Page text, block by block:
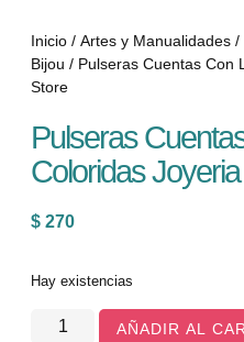
Inicio / Artes y Manualidades /
Bijou / Pulseras Cuentas Con
Store
Pulseras
Coloridas
$ 270
Hay existencias
AÑADIR AL